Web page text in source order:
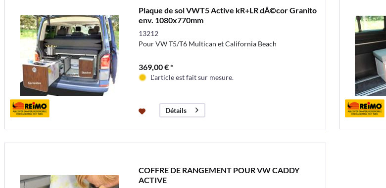
Plaque de sol VWT5 Active kR+LR dÃ©cor Granito
env. 1080x770mm
13212
Pour VW T5/T6 Multican et California Beach
369,00 € *
L'article est fait sur mesure.
Détails
COFFRE DE RANGEMENT POUR VW CADDY
ACTIVE